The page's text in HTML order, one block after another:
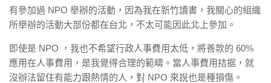
有參加過 NPO 舉辦的活動，因為我在新竹讀書，我關心的組織
所舉辦的活動大部份都在台北，不太可能因此北上參加。
即使是 NPO ，我也不希望行政人事費用太低，將善款的 60%
應用在人事費用，是我覺得合理的範疇。當人事費用拮据，就
沒辦法留住有能力跟熱情的人，對 NPO 來說也是種損傷。